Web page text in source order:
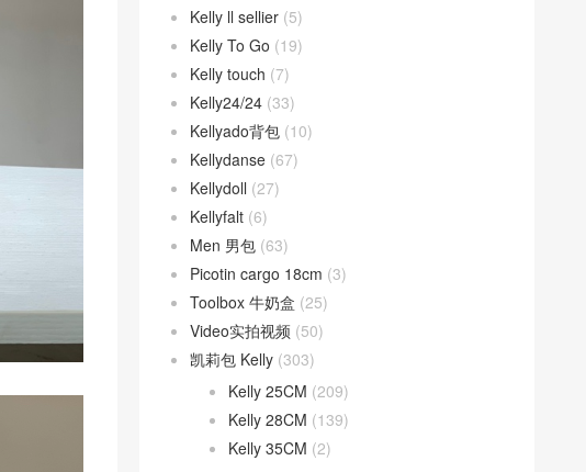
Kelly ll sellier (5)
Kelly To Go (19)
Kelly touch (7)
Kelly24/24 (33)
Kellyado背包 (10)
Kellydanse (67)
Kellydoll (27)
Kellyfalt (6)
Men 男包 (63)
Picotin cargo 18cm (3)
Toolbox 牛奶盒 (25)
Video实拍视频 (50)
凯莉包 Kelly (303)
Kelly 25CM (209)
Kelly 28CM (139)
Kelly 35CM (2)